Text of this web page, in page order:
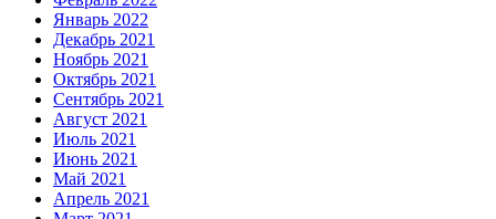
Январь 2022
Декабрь 2021
Ноябрь 2021
Октябрь 2021
Сентябрь 2021
Август 2021
Июль 2021
Июнь 2021
Май 2021
Апрель 2021